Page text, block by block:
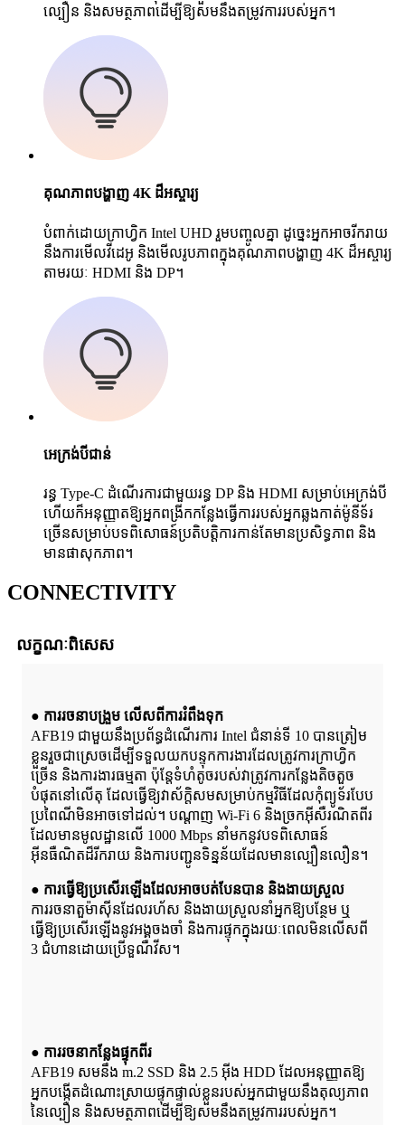
ល្បឿន និងសមត្ថភាពដើម្បីឱ្យសមនឹងតម្រូវការរបស់អ្នក។
គុណភាពបង្ហាញ 4K ដ៏អស្ចារ្យ
បំពាក់ដោយក្រាហ្វិក Intel UHD រួមបញ្ចូលគ្នា ដូច្នេះអ្នកអាចរីករាយ
នឹងការមើលវីដេអូ និងមើលរូបភាពក្នុងគុណភាពបង្ហាញ 4K ដ៏អស្ចារ្យ
តាមរយៈ HDMI និង DP។
អេក្រង់បីជាន់
រន្ធ Type-C ដំណើរការជាមួយរន្ធ DP និង HDMI សម្រាប់អេក្រង់បី
ហើយក៏អនុញ្ញាតឱ្យអ្នកពង្រីកកន្លែងធ្វើការរបស់អ្នកឆ្លងកាត់ម៉ូនីទ័រ
ច្រើនសម្រាប់បទពិសោធន៍ប្រតិបត្តិការកាន់តែមានប្រសិទ្ធភាព និង
មានផាសុកភាព។
CONNECTIVITY
លក្ខណៈពិសេស
● ការរចនាបង្រួម លើសពីការរំពឹងទុក
AFB19 ជាមួយនឹងប្រព័ន្ធដំណើរការ Intel ជំនាន់ទី 10 បានត្រៀម
ខ្លួនរួចជាស្រេចដើម្បីទទួលយកបន្ទុកការងារដែលត្រូវការក្រាហ្វិក
ច្រើន និងការងារធម្មតា ប៉ុន្តែទំហំតូចរបស់វាត្រូវការកន្លែងតិចតួច
បំផុតនៅលើតុ ដែលធ្វើឱ្យវាស័ក្តិសមសម្រាប់កម្មវិធីដែលកុំព្យូទ័របែប
ប្រពៃណីមិនអាចទៅដល់។ បណ្តាញ Wi-Fi 6 និងច្រកអ៊ីសឺរណិតពីរ
ដែលមានមូលដ្ឋានលើ 1000 Mbps នាំមកនូវបទពិសោធន៍
អ៊ីនធឺណិតដ៏រីករាយ និងការបញ្ជូនទិន្នន័យដែលមានល្បឿនលឿន។
● ការធ្វើឱ្យប្រសើរឡើងដែលអាចបត់បែនបាន និងងាយស្រួល
ការរចនាតួម៉ាស៊ីនដែលរហ័ស និងងាយស្រួលនាំអ្នកឱ្យបន្ថែម ឬ
ធ្វើឱ្យប្រសើរឡើងនូវអង្គចងចាំ និងការផ្ទុកក្នុងរយៈពេលមិនលើសពី
3 ជំហានដោយប្រើទួណឺវីស។
● ការរចនាកន្លែងផ្ទុកពីរ
AFB19 សមនឹង m.2 SSD និង 2.5 អ៊ីង HDD ដែលអនុញ្ញាតឱ្យ
អ្នកបង្កើតដំណោះស្រាយផ្ទុកផ្ទាល់ខ្លួនរបស់អ្នកជាមួយនឹងតុល្យភាព
នៃល្បឿន និងសមត្ថភាពដើម្បីឱ្យសមនឹងតម្រូវការរបស់អ្នក។